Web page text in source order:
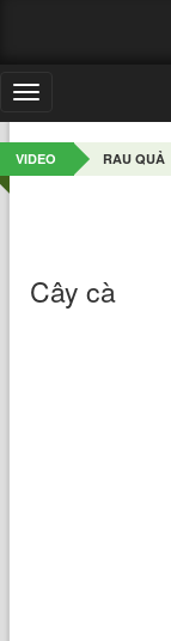
Toggle
navigation
VIDEO RAU QUẢ
Cây cà